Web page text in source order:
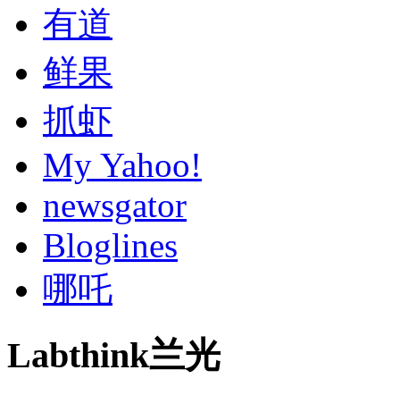
有道
鲜果
抓虾
My Yahoo!
newsgator
Bloglines
哪吒
Labthink兰光